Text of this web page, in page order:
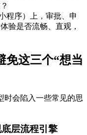
程序）上，审批、申
验是否流畅、直观，
免这三个“想当
时会陷入一些常见的思
层流程引擎